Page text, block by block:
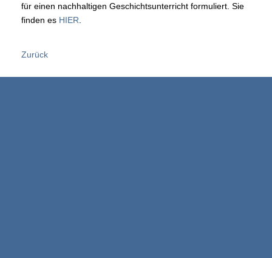
für einen nachhaltigen Geschichtsunterricht formuliert. Sie
finden es HIER
Zurück